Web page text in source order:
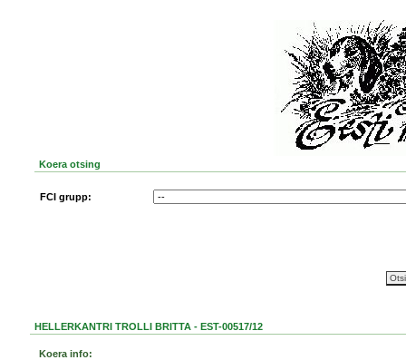
Koera otsing
FCI grupp:
HELLERKANTRI TROLLI BRITTA - EST-00517/12
Koera info: